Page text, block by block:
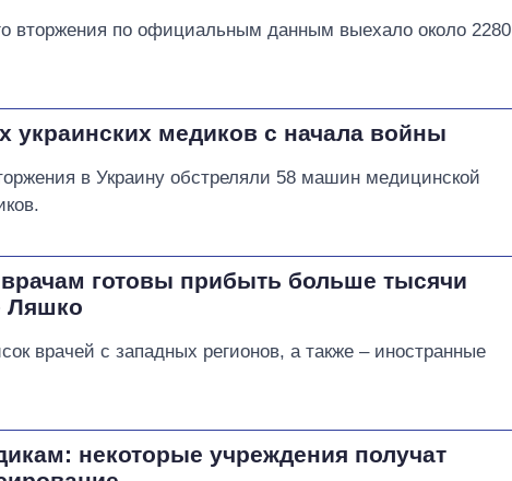
вторжения по официальным данным выехало около 2280
украинских медиков с начала войны
в Украину обстреляли 58 машин медицинской
готовы прибыть больше тысячи
Ляшко
врачей с западных регионов, а также – иностранные
некоторые учреждения получат